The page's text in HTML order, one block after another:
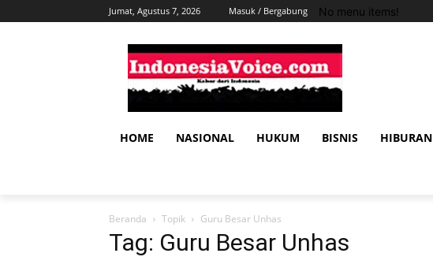
Jumat, Agustus 7, 2026 Masuk / Bergabung No menu items!
HOME NASIONAL HUKUM BISNIS HIBURAN
Beranda Topik Guru Besar Unhas
Tag: Guru Besar Unhas